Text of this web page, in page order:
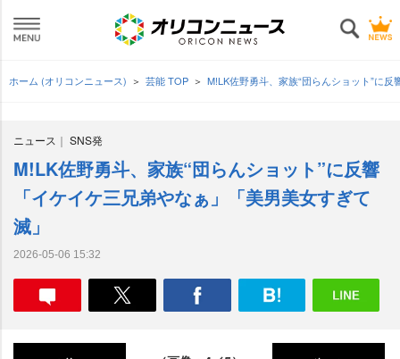
ホーム (オリコンニュース) 芸能 TOP M!LK佐野勇斗、家族“団らんショット”に
ニュース SNS発
M!LK佐野勇斗、家族“団らんショット”に反響
「イケイケ三兄弟やなぁ」「美男美女すぎて
滅」
2026-05-06 15:32